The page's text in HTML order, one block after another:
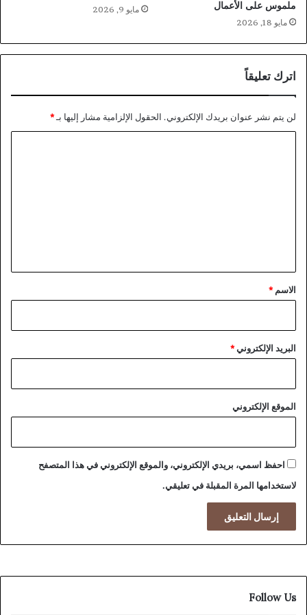
ملموس على الأعمال
مايو 18, 2026
مايو 9, 2026
اترك تعليقاً
لن يتم نشر عنوان بريدك الإلكتروني. الحقول الإلزامية مشار إليها بـ*
*
الاسم *
البريد الإلكتروني*
الموقع الإلكتروني
احفظ اسمي، بريدي الإلكتروني، والموقع الإلكتروني في هذا المتصفح
لاستخدامها المرة المقبلة في تعليقي.
Follow Us